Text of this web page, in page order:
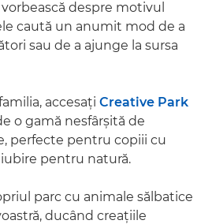
despre motivul
caută un anumit mod de a
sau de a ajunge la sursa
accesaţi Creative Park
o gamă nesfârşită de
perfecte pentru copiii cu
pentru natură.
parc cu animale sălbatice
ducând creaţiile